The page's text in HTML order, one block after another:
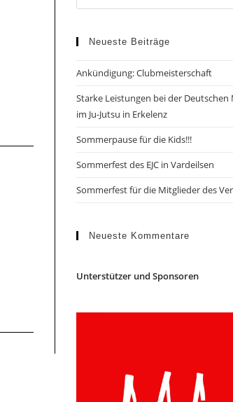
Neueste Beiträge
Ankündigung: Clubmeisterschaft
Starke Leistungen bei der Deutschen
im Ju-Jutsu in Erkelenz
Sommerpause für die Kids!!!
Sommerfest des EJC in Vardeilsen
Sommerfest für die Mitglieder des
Neueste Kommentare
Unterstützer und Sponsoren